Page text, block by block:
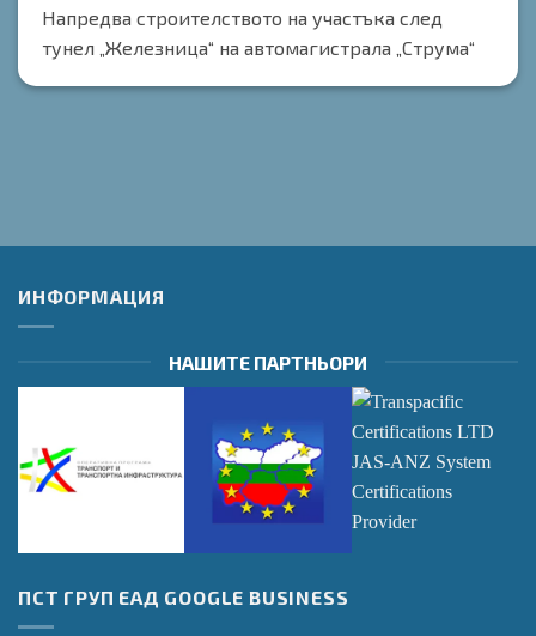
Напредва строителството на участъка след
тунел „Железница“ на автомагистрала „Струма“
ИНФОРМАЦИЯ
НАШИТЕ ПАРТНЬОРИ
програма
"Транспорт и
програма
ПСТ ГРУП ЕАД GOOGLE BUSINESS